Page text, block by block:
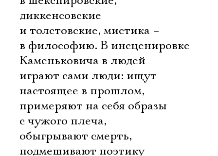
диккенсовские
и толстовские, мистика –
в философию. В инсценировке
Каменьковича в людей
играют сами люди: ищут
настоящее в прошлом,
примеряют на себя образы
с чужого плеча,
обыгрывают смерть,
подмешивают поэтику